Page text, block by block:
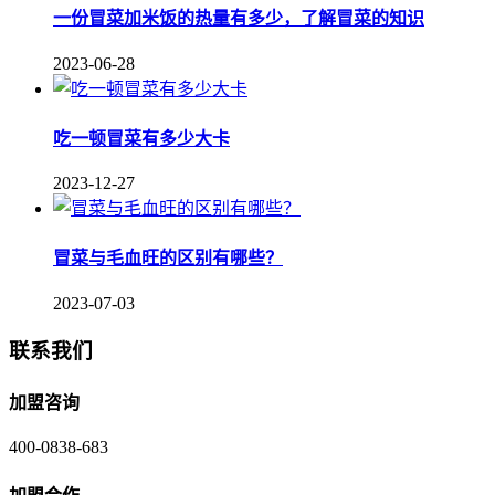
一份冒菜加米饭的热量有多少，了解冒菜的知识
2023-06-28
吃一顿冒菜有多少大卡
2023-12-27
冒菜与毛血旺的区别有哪些？
2023-07-03
联系我们
加盟咨询
400-0838-683